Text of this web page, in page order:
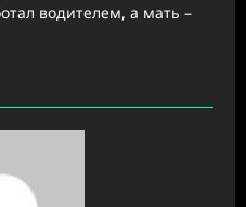
водителем, а мать –